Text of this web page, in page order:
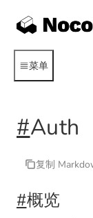
菜单
#Auth
复制
#概览